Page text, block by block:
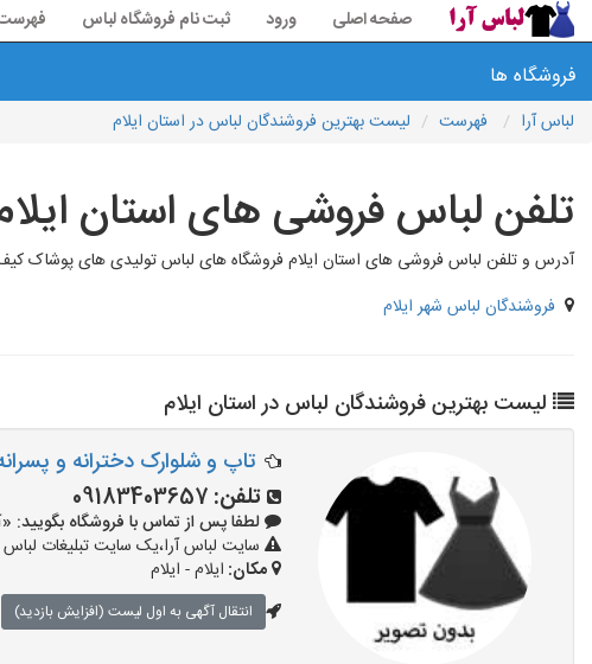
صفحه اصلی ورود ثبت نام فروشگاه لباس
فروشگاه ها
لباس آرا فهرست لیست بهترین فروشندگان لباس در استان ایلام
تلفن لباس فروشی های استان
آدرس و تلفن لباس فروشی های استان ایلام فروشگاه های لباس تولیدی های
فروشندگان لباس شهر ایلام
لیست بهترین فروشندگان لباس در استان ایلام
تاپ و شلوارک دخترانه و
تلفن: 09183403657
لطفا پس از تماس با فروشگاه بگویید: «آگهی
سایت لباس آرا،یک سایت تبلیغات
مکان: ایلام - ایلام
انتقال آگهی به اول لیست (افزایش بازدید)